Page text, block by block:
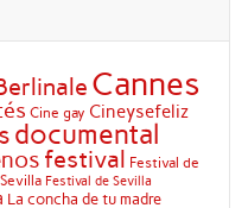
Cannes
Cine gay Cineysefeliz
documental
festival Festival de
Festival de Sevilla
La concha de tu madre